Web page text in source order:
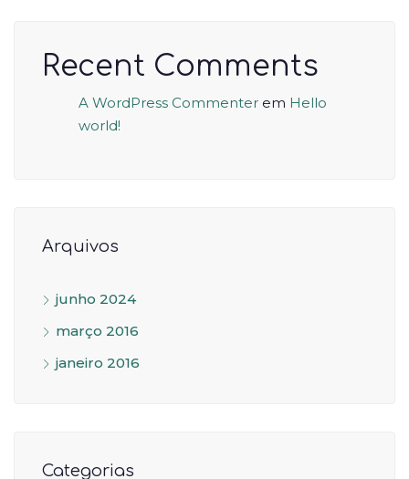
Recent Comments
A WordPress Commenter em Hello
world!
Arquivos
junho 2024
março 2016
janeiro 2016
Categorias